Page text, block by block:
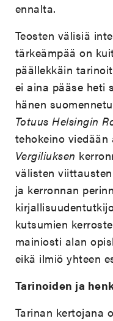
ennalta.
Teosten välisiä
tärkeämpää on
päällekkäin
ei aina pääse heti
hänen
Totuus Helsingin
tehokeino viedään
Vergiliuksen
välisten
ja kerronnan
kutsumien
mainiosti alan
eikä ilmiö yhteen
Tarinoiden ja
Tarinan kertojana